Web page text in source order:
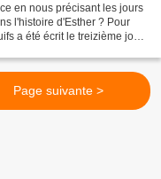
en nous précisant les jours
l'histoire d'Esther ? Pour
a été écrit le treizième jour
Page suivante >